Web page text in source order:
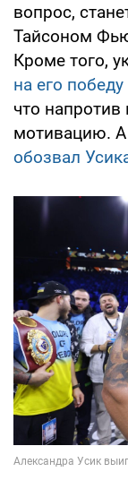
вопрос,
Тайсоном
Кроме того,
на его
что
мотивацию.
обозвал